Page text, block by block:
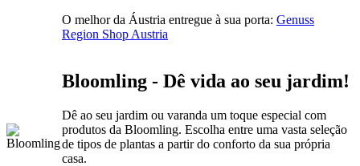
O melhor da Áustria entregue à sua porta: Genuss
Region Shop Austria
Bloomling - Dê vida ao seu jardim!
Dê ao seu jardim ou varanda um toque especial com
produtos da Bloomling. Escolha entre uma vasta seleção
de tipos de plantas a partir do conforto da sua própria
casa.